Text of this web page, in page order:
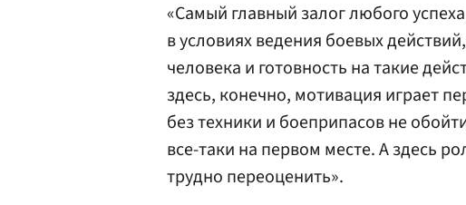
«Самый главный залог любого
в условиях ведения боевых
человека и готовность на такие
здесь, конечно, мотивация играет
без техники и боеприпасов не
все-таки на первом месте. А здесь
трудно переоценить».